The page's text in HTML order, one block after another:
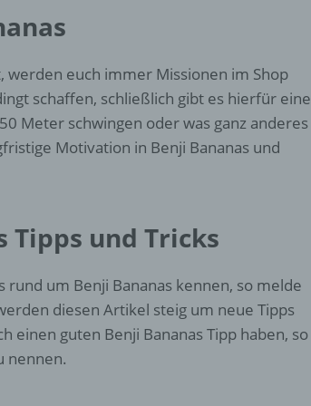
euch immer Missionen im Shop
schaffen, schließlich gibt es hierfür eine
Meter schwingen oder was ganz anderes
Motivation in Benji Bananas und
Tipps und Tricks
um Benji Bananas kennen, so melde
diesen Artikel steig um neue Tipps
einen guten Benji Bananas Tipp haben, so
nennen.
gespeicherter
ihre künftige Verarbeitung
um bestimmte
Person beziehen,
Vorlieben, Interessen,
oder Ortswechsel dieser